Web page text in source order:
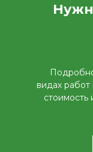
видах работ
стоимость